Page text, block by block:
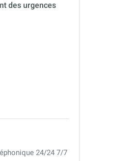
des urgences
24/24 7/7